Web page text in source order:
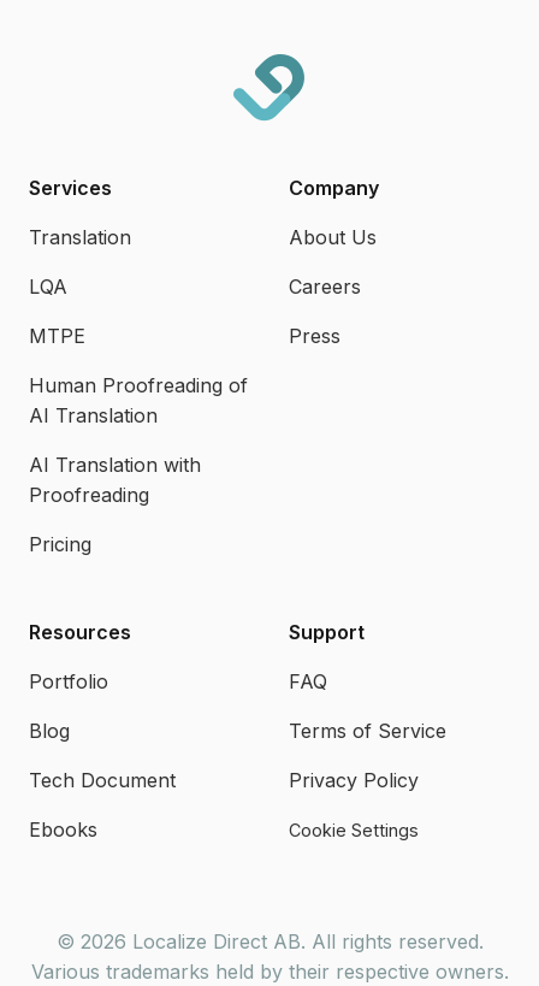
Services
Translation
LQA
MTPE
Human Proofreading of
AI Translation
AI Translation with
Proofreading
Pricing
Company
About Us
Careers
Press
Resources
Portfolio
Blog
Tech Document
Ebooks
Support
FAQ
Terms of Service
Privacy Policy
Cookie Settings
© 2026 Localize Direct AB. All rights reserved.
Various trademarks held by their respective owners.